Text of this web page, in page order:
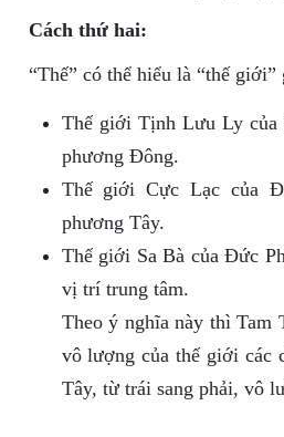
Cách thứ hai:
“Thế” có thể hiểu là “thế giới”
Thế giới Tịnh Lưu Ly
phương Đông.
Thế giới Cực Lạc của
phương Tây.
Thế giới Sa Bà của Đức
vị trí trung tâm.
Theo ý nghĩa này thì Tam
vô lượng của thế giới các
Tây, từ trái sang phải, vô